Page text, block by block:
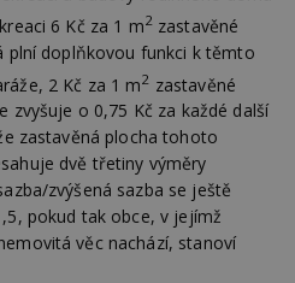
6 Kč za 1 m2zastavěné
plní doplňkovou funkci k těmto
2 Kč za 1 m2 zastavěné
zvyšuje o 0,75 Kč za každé další
zastavěná plocha tohoto
dvě třetiny výměry
zvýšená sazba se ještě
pokud tak obce, v jejímž
věc nachází, stanoví